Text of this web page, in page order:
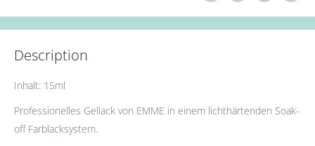
Description
Inhalt: 15ml
Professionelles Gellack von EMME in einem lichthärtenden Soak-
off Farblacksystem.